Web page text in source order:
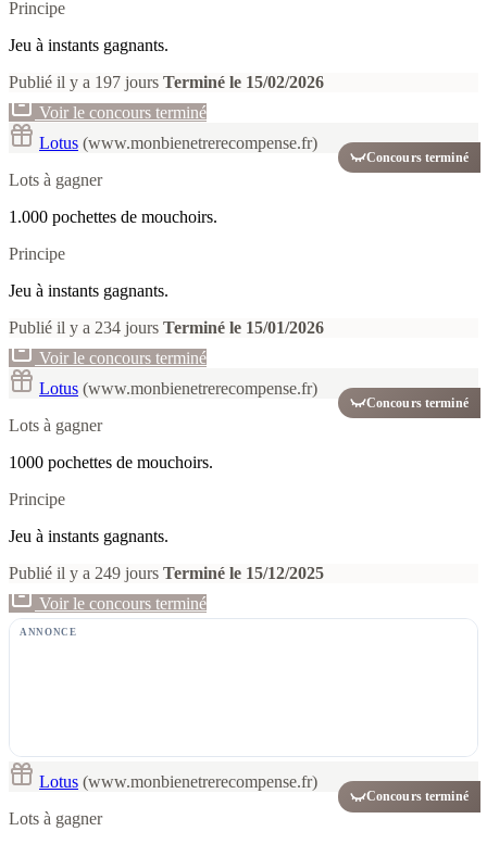
Principe
Jeu à instants gagnants.
Publié il y a 197 jours Terminé le 15/02/2026
Voir le concours terminé
Concours terminé
Lotus (www.monbienetrerecompense.fr)
Lots à gagner
1.000 pochettes de mouchoirs.
Principe
Jeu à instants gagnants.
Publié il y a 234 jours Terminé le 15/01/2026
Voir le concours terminé
Concours terminé
Lotus (www.monbienetrerecompense.fr)
Lots à gagner
1000 pochettes de mouchoirs.
Principe
Jeu à instants gagnants.
Publié il y a 249 jours Terminé le 15/12/2025
Voir le concours terminé
ANNONCE
Concours terminé
Lotus (www.monbienetrerecompense.fr)
Lots à gagner